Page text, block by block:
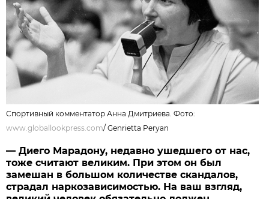
Спортивный комментатор Анна Дмитриева. Фото:
www.globallookpress.com/Genrietta Peryan
— Диего Марадону, недавно ушедшего от нас,
тоже считают великим. При этом он был
замешан в большом количестве скандалов,
страдал наркозависимостью. На ваш взгляд,